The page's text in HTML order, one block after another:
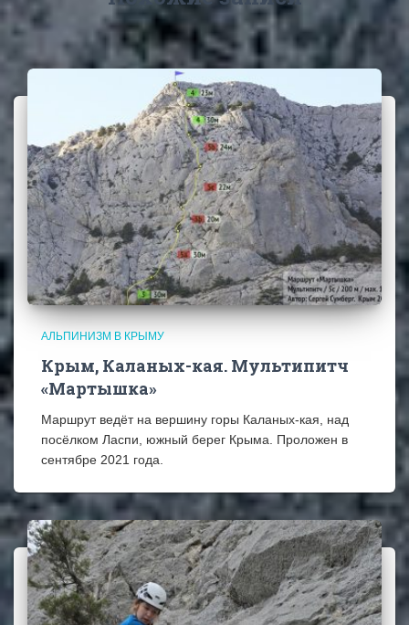
АЛЬПИНИЗМ В КРЫМУ
Крым, Каланых-кая. Мультипитч
«Мартышка»
Маршрут ведёт на вершину горы Каланых-кая, над
посёлком Ласпи, южный берег Крыма. Проложен в
сентябре 2021 года.